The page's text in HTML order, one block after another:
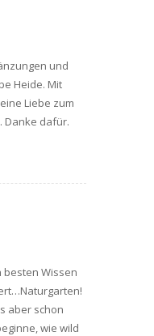
und
Heide. Mit
Liebe zum
Danke dafür.
besten Wissen
aber schon
wie wild